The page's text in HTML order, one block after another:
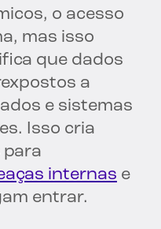
o acesso
mas isso
que dados
a
e sistemas
Isso cria
internas e
entrar.